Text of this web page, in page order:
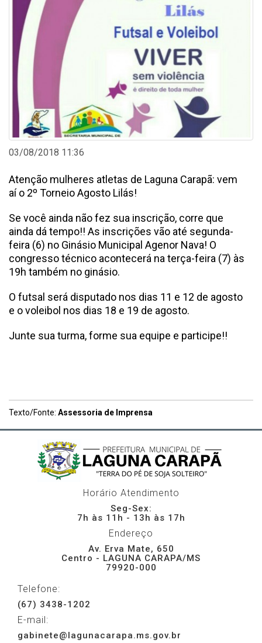
03/08/2018 11:36
Atenção mulheres atletas de Laguna Carapã: vem
aí o 2º Torneio Agosto Lilás!
Se você ainda não fez sua inscrição, corre que
ainda dá tempo!! As inscrições vão até segunda-
feira (6) no Ginásio Municipal Agenor Nava! O
congresso técnico acontecerá na terça-feira (7) às
19h também no ginásio.
O futsal será disputado nos dias 11 e 12 de agosto
e o voleibol nos dias 18 e 19 de agosto.
Junte sua turma, forme sua equipe e participe!!
Texto/Fonte: Assessoria de Imprensa
Horário Atendimento
Seg-Sex:
7h às 11h - 13h às 17h
Endereço
Av. Erva Mate, 650
Centro - LAGUNA CARAPA/MS
79920-000
Telefone:
(67) 3438-1202
E-mail:
gabinete@lagunacarapa.ms.gov.br